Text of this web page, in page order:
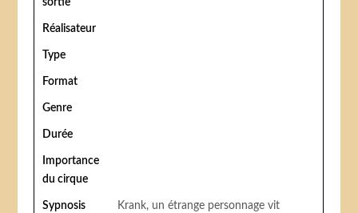
sortie
Réalisateur
Type
Format
Genre
Durée
Importance
du cirque
Sypnosis
Krank, un étrange personnage vit